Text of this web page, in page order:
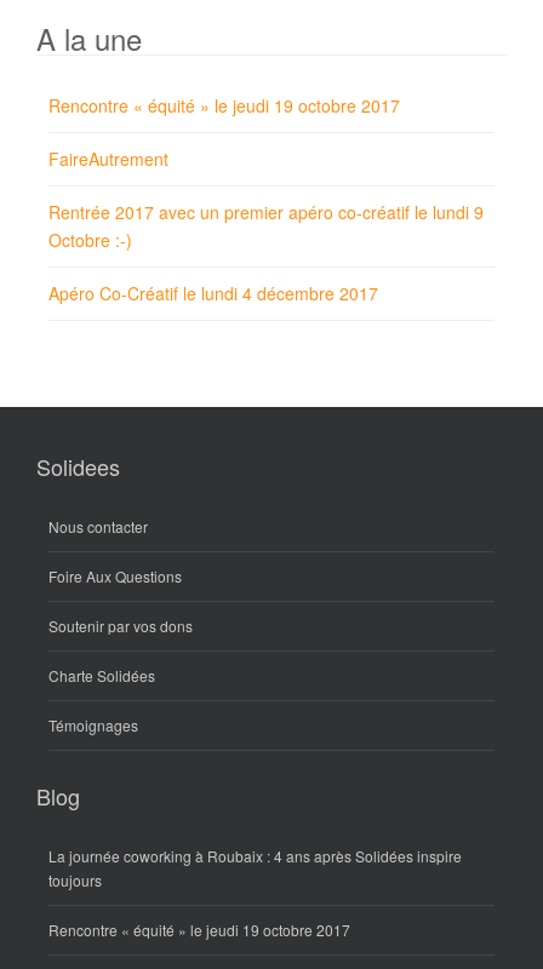
A la une
Rencontre « équité » le jeudi 19 octobre 2017
FaireAutrement
Rentrée 2017 avec un premier apéro co-créatif le lundi 9
Octobre :-)
Apéro Co-Créatif le lundi 4 décembre 2017
Solidees
Nous contacter
Foire Aux Questions
Soutenir par vos dons
Charte Solidées
Témoignages
Blog
La journée coworking à Roubaix : 4 ans après Solidées inspire
toujours
Rencontre « équité » le jeudi 19 octobre 2017